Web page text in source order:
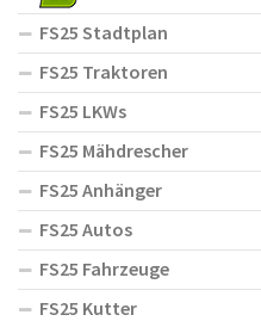
FS25 Stadtplan
FS25 Traktoren
FS25 LKWs
FS25 Mähdrescher
FS25 Anhänger
FS25 Autos
FS25 Fahrzeuge
FS25 Kutter